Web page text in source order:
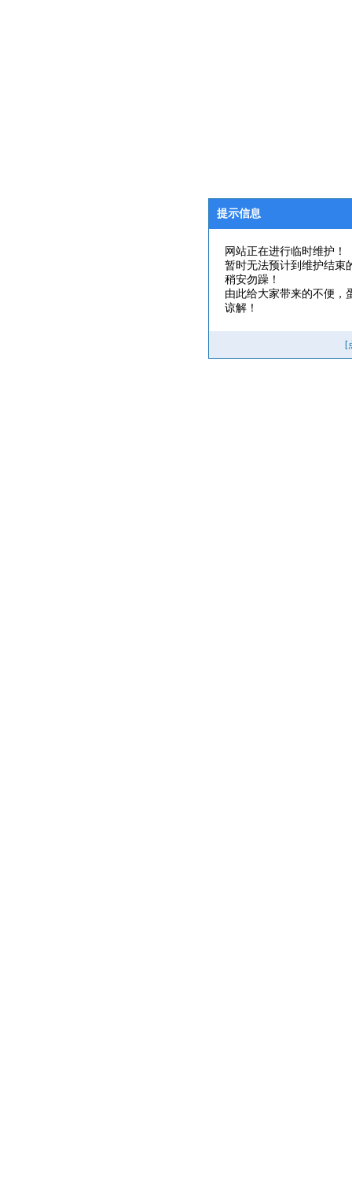
提示信息
网站正在进行临时维护！
暂时无法预计到维护结束
稍安勿躁！
由此给大家带来的不便，
谅解！
[